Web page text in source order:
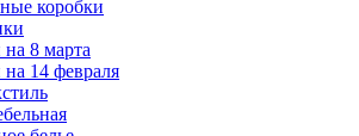
коробки
8 марта
14 февраля